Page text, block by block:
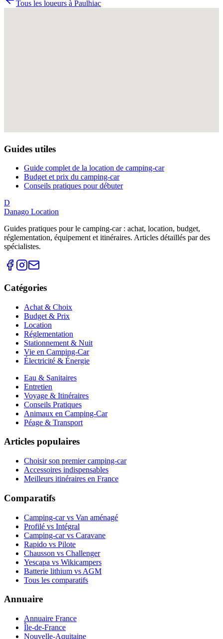
Tous les loueurs à Paulhiac
Guides utiles
Guide complet de la location de camping-car
Budget et prix du camping-car
Conseils pratiques pour débuter
D
Danago Location
Guides pratiques pour le camping-car : achat, location, budget,
réglementation, équipement et itinéraires. Articles détaillés par des
spécialistes.
Catégories
Achat & Choix
Budget & Prix
Location
Réglementation
Stationnement & Nuit
Vie en Camping-Car
Électricité & Énergie
Eau & Sanitaires
Entretien
Voyage & Itinéraires
Conseils Pratiques
Animaux en Camping-Car
Péage & Transport
Articles populaires
Choisir son premier camping-car
Accessoires indispensables
Meilleurs itinéraires en France
Comparatifs
Camping-car vs Van aménagé
Profilé vs Intégral
Camping-car vs Caravane
Rapido vs Pilote
Chausson vs Challenger
Yescapa vs Wikicampers
Batterie lithium vs AGM
Tous les comparatifs
Annuaire
Annuaire France
Île-de-France
Nouvelle-Aquitaine